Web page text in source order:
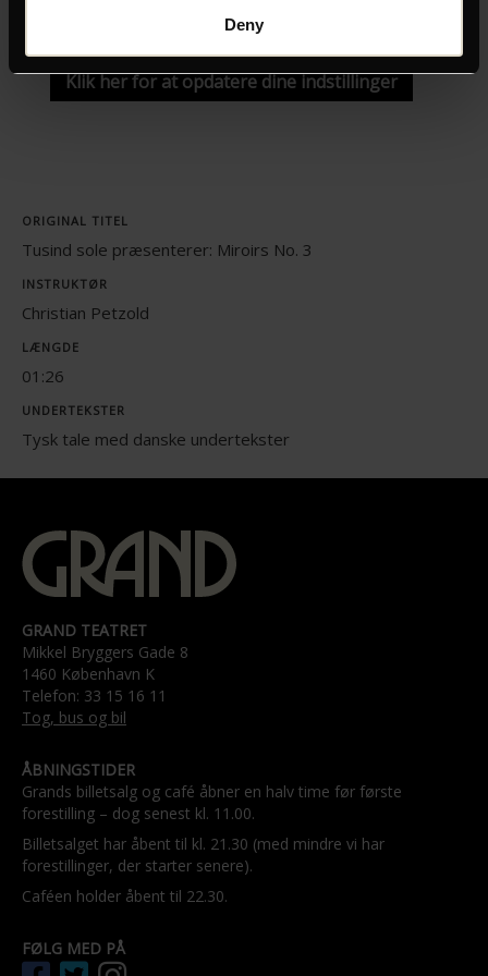
Deny
Klik her for at opdatere dine indstillinger
ORIGINAL TITEL
Tusind sole præsenterer: Miroirs No. 3
INSTRUKTØR
Christian Petzold
LÆNGDE
01:26
UNDERTEKSTER
Tysk tale med danske undertekster
GRAND TEATRET
Mikkel Bryggers Gade 8
1460 København K
Telefon: 33 15 16 11
Tog, bus og bil
ÅBNINGSTIDER
Grands billetsalg og café åbner en halv time før første
forestilling – dog senest kl. 11.00.
Billetsalget har åbent til kl. 21.30 (med mindre vi har
forestillinger, der starter senere).
Caféen holder åbent til 22.30.
FØLG MED PÅ